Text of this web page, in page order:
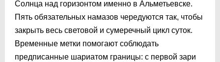
Солнца над горизонтом именно в Альметьевске.
Пять обязательных намазов чередуются так, чтобы
закрыть весь световой и сумеречный цикл суток.
Временные метки помогают соблюдать
предписанные шариатом границы: с первой зари